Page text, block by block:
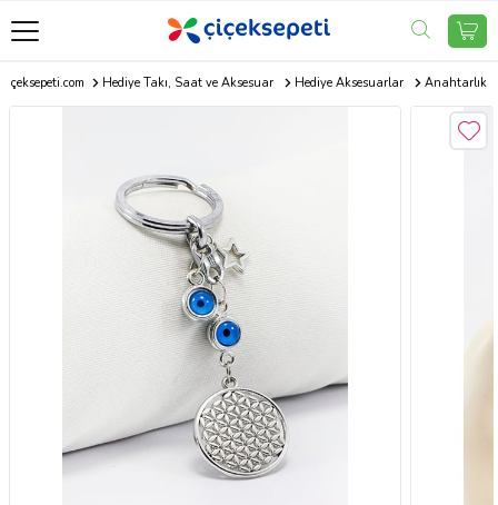
Çiçeksepeti.com Hediye Takı, Saat ve Aksesuar Hediye Aksesuarlar Anahtarlık